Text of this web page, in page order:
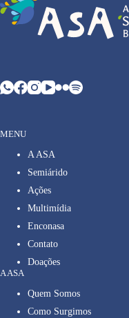
MENU
A ASA
Semiárido
Ações
Multimídia
Enconasa
Contato
Doações
A ASA
Quem Somos
Como Surgimos